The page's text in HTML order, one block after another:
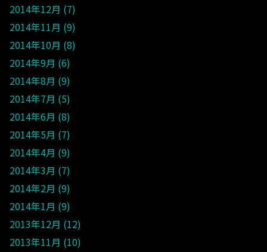
2014年12月 7
2014年11月 9
2014年10月 8
2014年9月 6
2014年8月 9
2014年7月 5
2014年6月 8
2014年5月 7
2014年4月 9
2014年3月 7
2014年2月 9
2014年1月 9
2013年12月 12
2013年11月 10